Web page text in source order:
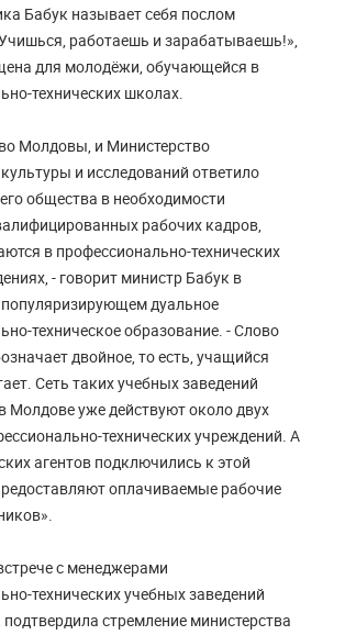
Бабук называет себя послом
работаешь и зарабатываешь!»,
для молодёжи, обучающейся в
технических школах.
Молдовы, и Министерство
и исследований ответило
общества в необходимости
рабочих кадров,
в профессионально-технических
- говорит министр Бабук в
дуальное
техническое образование. - Слово
двойное, то есть, учащийся
Сеть таких учебных заведений
Молдове уже действуют около двух
технических учреждений. А
агентов подключились к этой
оплачиваемые рабочие
с менеджерами
технических учебных заведений
стремление министерства